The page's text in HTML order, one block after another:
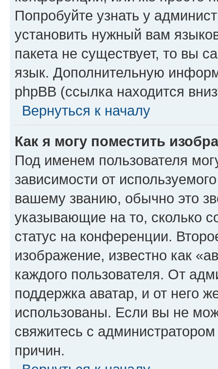
Попробуйте узнать у
установить нужный вам
пакета не существует, то вы
язык. Дополнительную
phpBB (ссылка находится
Вернуться к началу
Как я могу поместить
Под именем пользователя
зависимости от
вашему званию, обычно это
указывающие на то, сколько
статус на конференции.
изображение, известно как
каждого пользователя. От
поддержка аватар, и от него
использованы. Если вы не
свяжитесь с
причин.